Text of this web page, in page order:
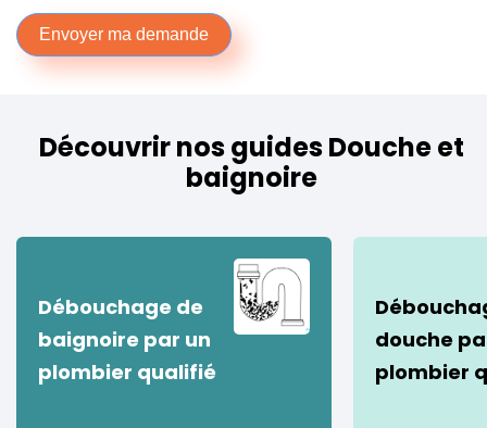
Envoyer ma demande
Découvrir nos guides Douche et
baignoire
Débouchage de
baignoire par un
plombier qualifié
douche
plombier